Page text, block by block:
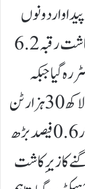
دونوں
میں کمی ریکارڈ کی گئی۔ صوبے میں زیر کاشت رقبہ 6.2
2 لاکھ 67 ہزار 700 ہیکٹر رہ گیا جبکہ
پیداوار 5.6 فیصد گھٹ کر 1 کروڑ 81 لاکھ 30 ہزار ٹن
تک آ گئی، البتہ سندھ میں فی ہیکٹر پیداوار 0.6 فیصد بڑھ
گنے کا زیرِ کاشت